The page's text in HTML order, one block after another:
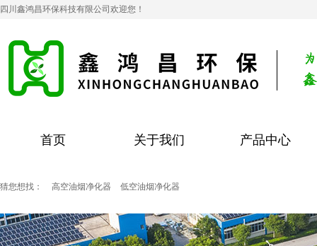
四川鑫鸿昌环保科技有限公司欢迎您！
首页 关于我们 产品中心
猜您想找： 高空油烟净化器 低空油烟净化器